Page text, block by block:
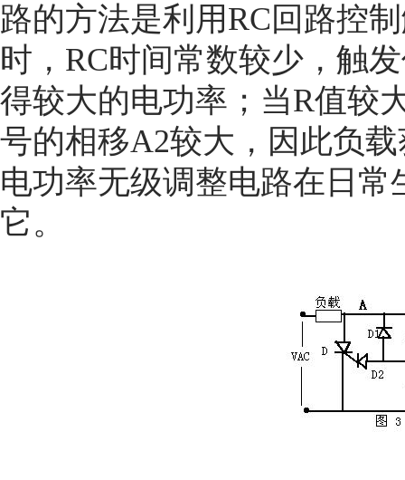
路的方法是利用RC回路控
时，RC时间常数较少，触
得较大的电功率；当R值较
号的相移A2较大，因此负
电功率无级调整电路在日
它。